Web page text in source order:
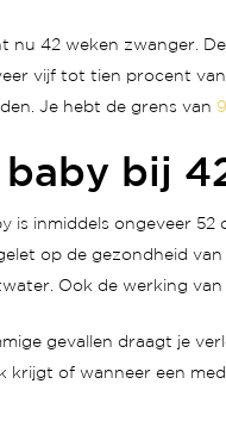
nu 42 weken zwanger.
vijf tot tien procent
Je hebt de grens van
baby bij
is inmiddels ongeveer
op de gezondheid
Ook de werking van
gevallen draagt je
krijgt of wanneer een